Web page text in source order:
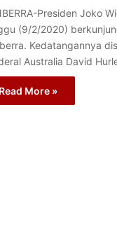
Presiden Joko
(9/2/2020)
Kedatangannya
Australia David
Read More »